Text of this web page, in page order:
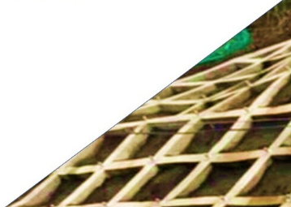
11
7
1
レーザー測量 1
兵庫県 1
出来形管理 5
2023.02.17
KLAU PPKの使い方